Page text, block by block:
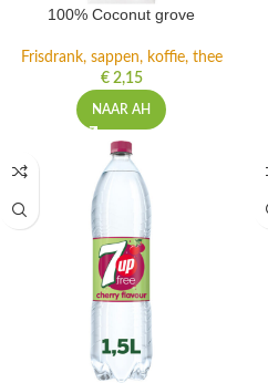
100% Coconut grove
Frisdrank, sappen, koffie, thee
€2,15
NAAR AH